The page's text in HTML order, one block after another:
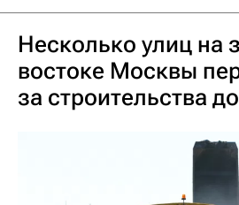
Несколько улиц на
востоке Москвы
за строительства